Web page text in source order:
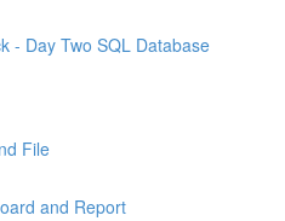
- Day Two SQL Database
File
and Report